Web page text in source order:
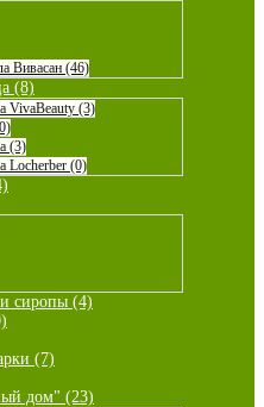
Вивасан (46)
(8)
VivaBeauty (3)
(3)
Locherber (0)
сиропы (4)
(7)
дом" (23)